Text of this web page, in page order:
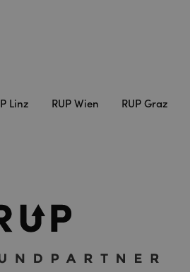
Linz RUP Wien
RUP Graz